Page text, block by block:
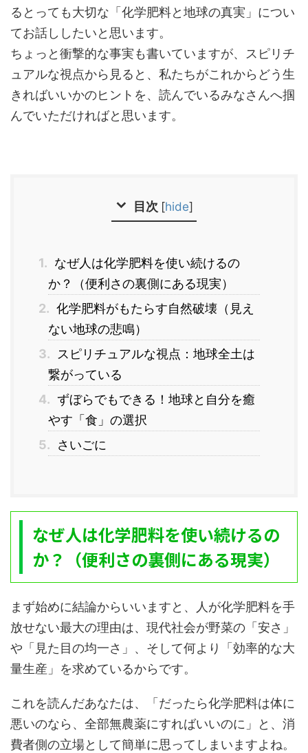
るとっても大切な「化学肥料と地球の真実」につい
てお話ししたいと思います。
ちょっと衝撃的な事実も書いていますが、スピリチ
ュアルな視点から見ると、私たちがこれからどう生
きればいいかのヒントを、読んでいるみなさんへ掴
んでいただければと思います。
目次 [hide]
1. なぜ人は化学肥料を使い続けるの
か？（便利さの裏側にある現実）
2. 化学肥料がもたらす自然破壊（見え
ない地球の悲鳴）
3. スピリチュアルな視点：地球全土は
繋がっている
4. ずぼらでもできる！地球と自分を癒
やす「食」の選択
5.
さいごに
なぜ人は化学肥料を使い続けるの
か？（便利さの裏側にある現実）
まず始めに結論からいいますと、人が化学肥料を手
放せない最大の理由は、現代社会が野菜の「安さ」
や「見た目の均一さ」、そして何より「効率的な大
量生産」を求めているからです。
これを読んだあなたは、「だったら化学肥料は体に
悪いのなら、全部無農薬にすればいいのに」と、消
費者側の立場として簡単に思ってしまいますよね。